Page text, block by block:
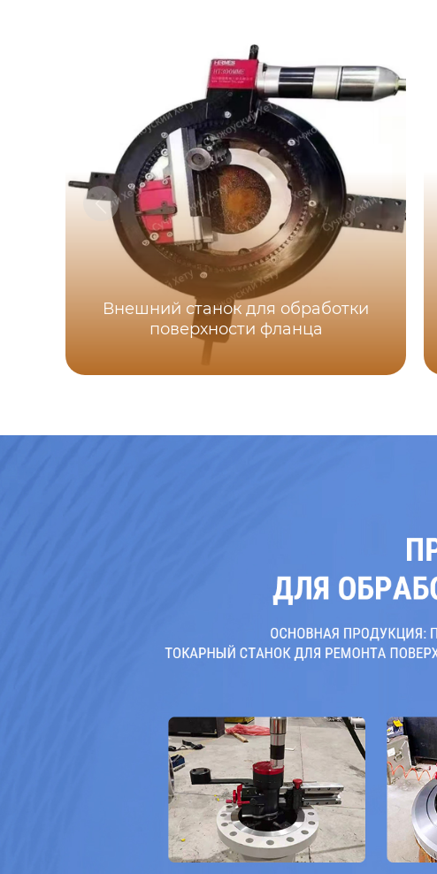
Внешний станок для обработки
поверхности фланца